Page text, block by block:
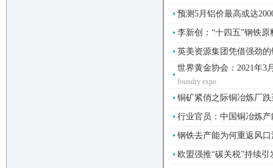
预测5月铝价最高或达
李新创：“十四五”钢铁
英美资源集团凭借强劲
世界黄金协会：2021年3
foundry expo
铜矿紧俏之际铜冶炼厂
行业官员：中国铜冶炼
钢铁去产能为何重返风
欧盟强推“碳关税”持续